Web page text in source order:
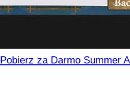
Pobierz za Darmo Summer